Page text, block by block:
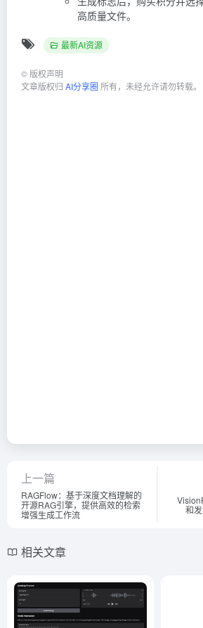
高质量文件。
最新AI资源
© 版权声明
文章版权归 AI分享圈 所有，未经允许请勿转载。
上一篇
RAGFlow：基于深度文档理解的
开源RAG引擎，提供高效的检索
增强生成工作流
和
相关文章